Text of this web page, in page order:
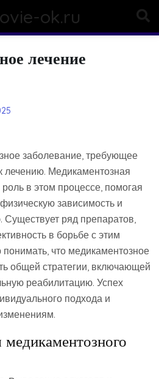
ok.ru
лечение
заболевание, требующее
лечению. Медикаментозная
в этом процессе, помогая
зависимость и
Существует ряд препаратов,
в борьбе с этим
что медикаментозное
общей стратегии, включающей
реабилитацию. Успех
подхода и